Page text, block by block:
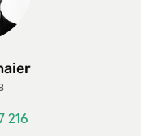
216